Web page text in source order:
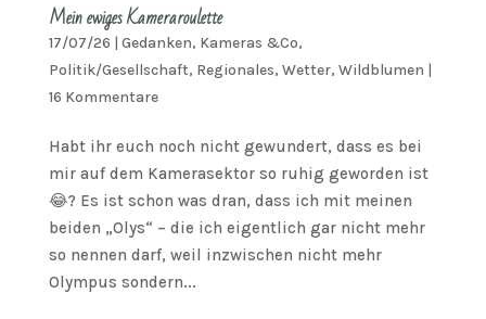
Mein ewiges Kameraroulette
17/07/26 | Gedanken, Kameras &Co,
Politik/Gesellschaft, Regionales, Wetter, Wildblumen |
16 Kommentare
Habt ihr euch noch nicht gewundert, dass es bei
mir auf dem Kamerasektor so ruhig geworden ist
😂? Es ist schon was dran, dass ich mit meinen
beiden „Olys“ – die ich eigentlich gar nicht mehr
so nennen darf, weil inzwischen nicht mehr
Olympus sondern...